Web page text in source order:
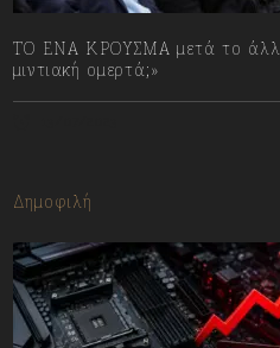
ΤΟ ΕΝΑ ΚΡΟΥΣΜΑ μετά το
μιντιακή ομερτά;»
Δημοφιλή